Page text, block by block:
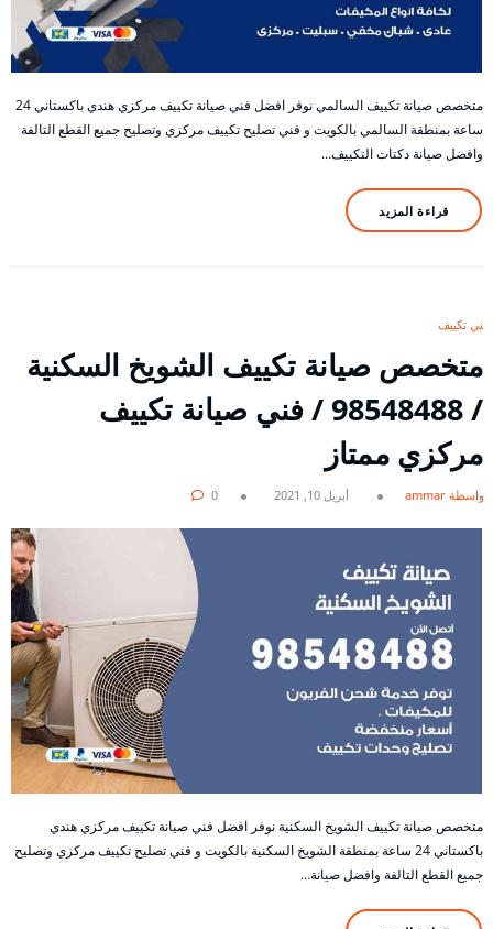
متخصص صيانة تكييف السالمي نوفر افضل فني صيانة تكييف مركزي هندي باكستاني 24
ساعة بمنطقة السالمي بالكويت و فني تصليح تكييف مركزي وتصليح جميع القطع التالفة
وافضل صيانة دكتات التكييف…
قراءة المزيد
فني تكييف
متخصص صيانة تكييف الشويخ السكنية
/ 98548488 / فني صيانة تكييف
مركزي ممتاز
بواسطة ammar أبريل 10, 2021 0
متخصص صيانة تكييف الشويخ السكنية نوفر افضل فني صيانة تكييف مركزي هندي
باكستاني 24 ساعة بمنطقة الشويخ السكنية بالكويت و فني تصليح تكييف مركزي وتصليح
جميع القطع التالفة وافضل صيانة…